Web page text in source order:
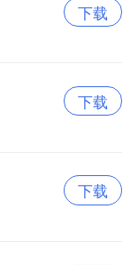
下载
下载
下载